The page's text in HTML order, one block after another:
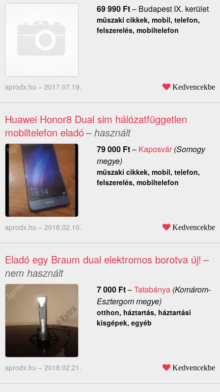
69 990 Ft– Budapest IX. kerület
műszaki cikkek, mobil, telefon,
felszerelés, mobiltelefon
aprodx.hu – 2017.07.19. Kedvencekbe
Huawei Honor8 Dual sim hálózatfüggetlen
mobiltelefon eladó– használt
79 000 Ft– Kaposvár(Somogy
megye)
műszaki cikkek, mobil, telefon,
felszerelés, mobiltelefon
aprodx.hu – 2018.02.10. Kedvencekbe
Eladó egy Braum dual elektromos borotva új! –
nem használt
7 000 Ft–Tatabánya(Komárom-
Esztergom megye)
otthon, háztartás, háztartási
kisgépek, egyéb
aprodx.hu – 2018.02.21. Kedvencekbe